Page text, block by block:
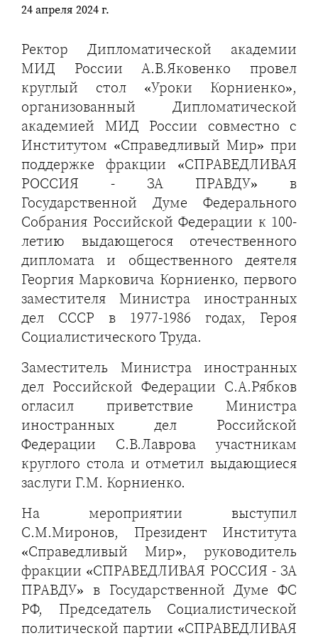
24 апреля 2024 г.
Ректор Дипломатической академии
МИД России А.В.Яковенко провел
круглый стол «Уроки Корниенко»,
организованный Дипломатической
академией МИД России совместно с
Институтом «Справедливый Мир» при
поддержке фракции «СПРАВЕДЛИВАЯ
РОССИЯ - ЗА ПРАВДУ» в
Государственной Думе Федерального
Собрания Российской Федерации к 100-
летию выдающегося отечественного
дипломата и общественного деятеля
Георгия Марковича Корниенко, первого
заместителя Министра иностранных
дел СССР в 1977-1986 годах, Героя
Социалистического Труда.
Заместитель Министра иностранных
дел Российской Федерации С.А.Рябков
огласил приветствие Министра
иностранных дел Российской
Федерации С.В.Лаврова участникам
круглого стола и отметил выдающиеся
заслуги Г.М. Корниенко.
На мероприятии выступил
С.М.Миронов, Президент Института
«Справедливый Мир», руководитель
фракции «СПРАВЕДЛИВАЯ РОССИЯ - ЗА
ПРАВДУ» в Государственной Думе ФС
РФ, Председатель Социалистической
политической партии «СПРАВЕДЛИВАЯ